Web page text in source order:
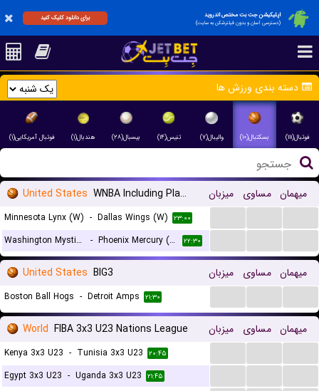
اپلیکیشن جت بت مختص اندروید
(دسترسی آسان و بدون فیلترشکن به سایت)
برای دانلود کلیک کنید
دسته بندی ورزش ها
فوتبال(۱۱۱) بسکتبال(۱۰) والیبال(۷) تنیس(۱۴) بیسبال(۲۸) هندبال(۱) فوتبال آمریکایی(۱)
United States WNBA Including Playoffs میزبان مساوی میهمان
Minnesota Lynx (W) - Dallas Wings (W) ۲۳:۰۰
Washington Mystics (W)
- Phoenix Mercury (W) ۲۲:۳۰
United States BIG3 میزبان مساوی میهمان
Boston Ball Hogs - Detroit Amps ۲۱:۳۰
World FIBA 3x3 U23 Nations League میزبان مساوی میهمان
Kenya 3x3 U23 - Tunisia 3x3 U23 ۲۰:۴۵
Egypt 3x3 U23 - Uganda 3x3 U23 ۲۱:۴۵